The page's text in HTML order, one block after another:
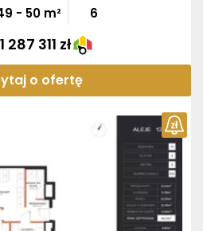
- 50 m²
6
287 311 zł
o ofertę